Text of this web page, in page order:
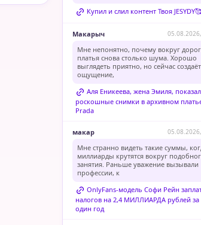
Купил и слил контент Твоя JESYDY🥰
Макарыч
Мне непонятно, почему вокруг
платья снова столько шума. Хорошо
выглядеть приятно, но сейчас
ощущение,
Аля Еникеева, жена Эмиля,
роскошные снимки в архивном
Prada
макар
Мне странно видеть такие суммы,
миллиарды крутятся вокруг
занятия. Раньше уважение вызывали
профессии, к
OnlyFans-модель Софи Рейн
налогов на 2,4 МИЛЛИАРДА рублей за
один год